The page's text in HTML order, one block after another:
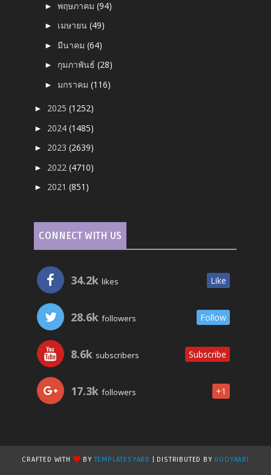
►พฤษภาคม(94)
► เมษายน(49)
► มีนาคม(64)
► กุมภาพันธ์(28)
► มกราคม(116)
► 2025(1252)
► 2024(1485)
► 2023(2639)
► 2022(4710)
► 2021(851)
CONNECT WITH US
34.2k likes Like
28.6k followers Follow
8.6k subscribers Subscribe
17.3k followers +1
CRAFTED WITH BYTEMPLATESYARD | DISTRIBUTED BY GOOYAABI